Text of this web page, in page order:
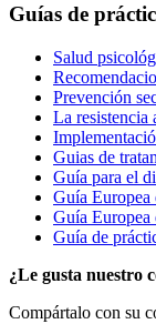
Guías de
Salud
Prevención
La
Guias de
Guía para el
Guía
Guía
Guía de
¿Le gusta nuestro
Compártalo con su